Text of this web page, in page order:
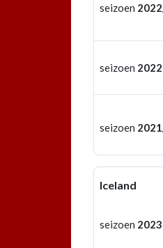
seizoen
seizoen 2022
seizoen
Iceland
seizoen 2023